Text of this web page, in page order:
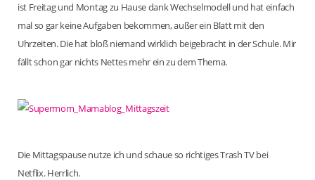
ist Freitag und Montag zu Hause dank Wechselmodell und hat einfach
mal so gar keine Aufgaben bekommen, außer ein Blatt mit den
Uhrzeiten. Die hat bloß niemand wirklich beigebracht in der Schule. Mir
fällt schon gar nichts Nettes mehr ein zu dem Thema.
Die Mittagspause nutze ich und schaue so richtiges Trash TV bei
Netflix. Herrlich.